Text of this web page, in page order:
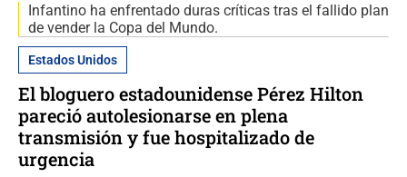
Infantino ha enfrentado duras críticas tras el fallido plan
de vender la Copa del Mundo.
Estados Unidos
El bloguero estadounidense Pérez Hilton
pareció autolesionarse en plena
transmisión y fue hospitalizado de
urgencia